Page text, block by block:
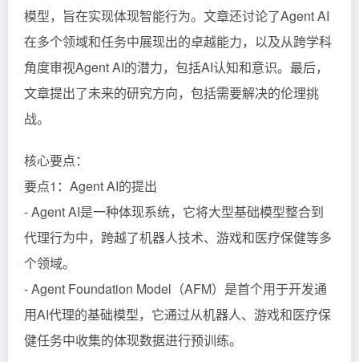
模型，旨在实现体现智能行为。文章还讨论了Agent AI
在多个领域和任务中展现出的卓越能力，以及从跨学科
角度审视Agent AI的潜力，包括AI认知和意识。最后，
文章提出了未来的研究方向，包括需要解决的伦理挑
战。
核心要点：
要点1：Agent AI的提出
- Agent AI是一种体现系统，它将大型基础模型整合到
代理行为中，跨越了机器人技术、游戏和医疗保健等多
个领域。
- Agent Foundation Model（AFM）是首个用于开发通
用AI代理的基础模型，它通过从机器人、游戏和医疗保
健任务中收集的体现数据进行预训练。